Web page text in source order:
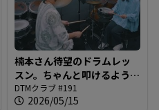
楠本さん待望のドラムレッ
スン。ちゃんと叩けるように
なるのか？＠DTMクラブ
#191
DTMクラブ #191
2026/05/15